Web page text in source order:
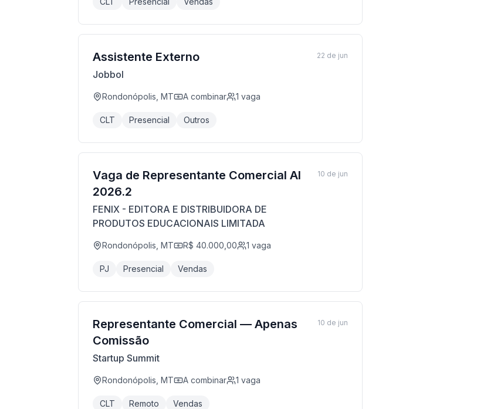
Assistente Externo
Jobbol
Rondonópolis, MT A combinar 1 vaga
CLT Presencial Outros
22 de jun
Vaga de Representante Comercial Al
2026.2
FENIX - EDITORA E DISTRIBUIDORA DE
PRODUTOS EDUCACIONAIS LIMITADA
Rondonópolis, MT R$ 40.000,00 1 vaga
PJ Presencial Vendas
10 de jun
Representante Comercial — Apenas
Comissão
Startup Summit
Rondonópolis, MT A combinar 1 vaga
CLT Remoto Vendas
10 de jun